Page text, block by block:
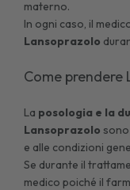
materno.
In ogni caso, il
Lansoprazolo
Come prendere
La posologia e la
Lansoprazolo
e alle condizioni
Se durante il
medico poiché il